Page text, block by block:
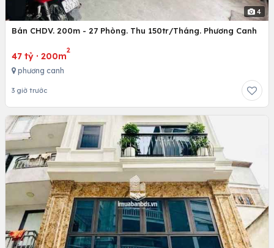
4
Bán CHDV. 200m - 27 Phòng. Thu 150tr/Tháng. Phương Canh
47 tỷ · 200m
2
phương canh
3 giờ trước